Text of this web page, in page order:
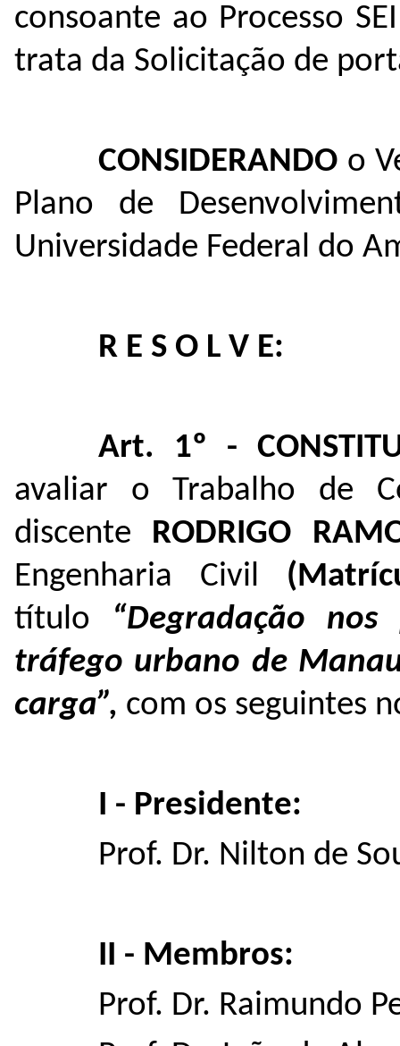
consoante ao Processo
trata da Solicitação de
CONSIDERANDO o
Plano de
Universidade Federal do
R E S O L V E:
Art. 1º -
avaliar o Trabalho de
discente RODRIGO
Engenharia Civil
título
“Degradação
tráfego urbano de
carga”, com os seguintes
I - Presidente:
Prof. Dr. Nilton de
II - Membros:
Prof. Dr. Raimundo